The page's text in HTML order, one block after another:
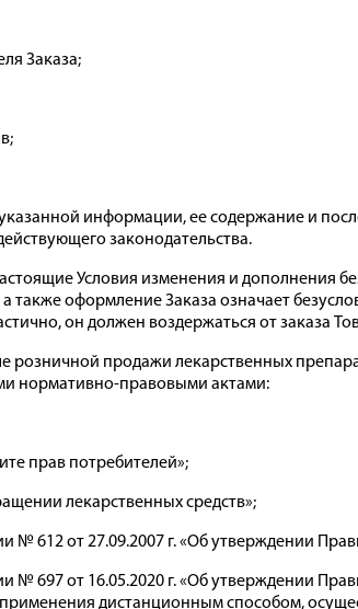
Заказа;
информации, ее содержание и
законодательства.
Условия изменения и дополнения
оформление Заказа означает
он должен воздержаться от заказа
розничной продажи лекарственных
нормативно-правовыми актами:
прав потребителей»;
лекарственных средств»;
№ 612 от 27.09.2007 г. «Об утверждении
№ 697 от 16.05.2020 г. «Об утверждении
дистанционным способом,